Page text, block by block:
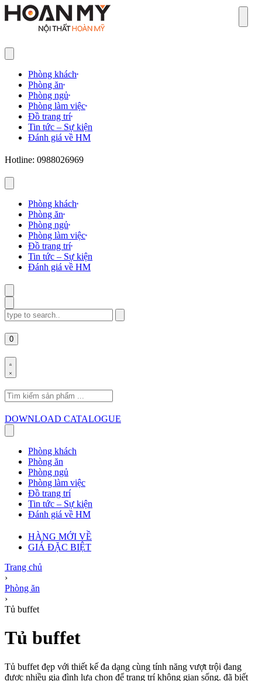
Phòng khách
Phòng ăn
Phòng ngủ
Phòng làm việc
Đồ trang trí
Tin tức – Sự kiện
Đánh giá về HM
Hotline: 0988026969
Phòng khách
Phòng ăn
Phòng ngủ
Phòng làm việc
Đồ trang trí
Tin tức – Sự kiện
Đánh giá về HM
Search
for:
0
Search
for:
DOWNLOAD CATALOGUE
Phòng khách
Phòng ăn
Phòng ngủ
Phòng làm việc
Đồ trang trí
Tin tức – Sự kiện
Đánh giá về HM
HÀNG MỚI VỀ
GIÁ ĐẶC BIỆT
Trang chủ
›
Phòng ăn
›
Tủ buffet
Tủ buffet
Tủ buffet đẹp với thiết kế đa dạng cùng tính năng vượt trội đang
được nhiều gia đình lựa chọn để trang trí không gian sống. đã biết